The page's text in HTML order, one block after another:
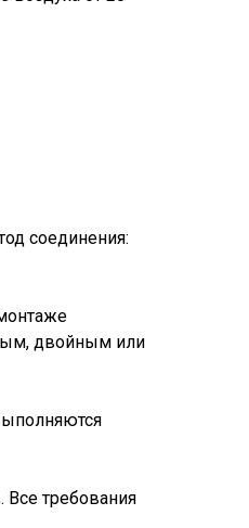
соединения:
двойным или
требования